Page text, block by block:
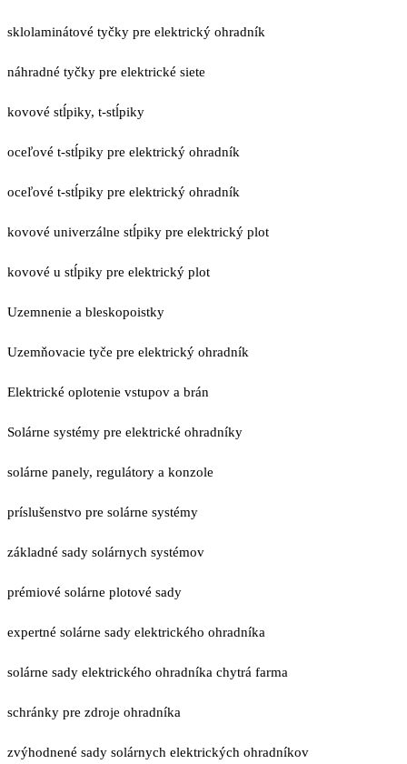
sklolaminátové tyčky pre elektrický ohradník
náhradné tyčky pre elektrické siete
kovové stĺpiky, t-stĺpiky
oceľové t-stĺpiky pre elektrický ohradník
oceľové t-stĺpiky pre elektrický ohradník
kovové univerzálne stĺpiky pre elektrický plot
kovové u stĺpiky pre elektrický plot
Uzemnenie a bleskopoistky
Uzemňovacie tyče pre elektrický ohradník
Elektrické oplotenie vstupov a brán
Solárne systémy pre elektrické ohradníky
solárne panely, regulátory a konzole
príslušenstvo pre solárne systémy
základné sady solárnych systémov
prémiové solárne plotové sady
expertné solárne sady elektrického ohradníka
solárne sady elektrického ohradníka chytrá farma
schránky pre zdroje ohradníka
zvýhodnené sady solárnych elektrických ohradníkov